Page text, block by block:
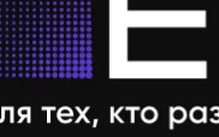
НА САЙТЕ